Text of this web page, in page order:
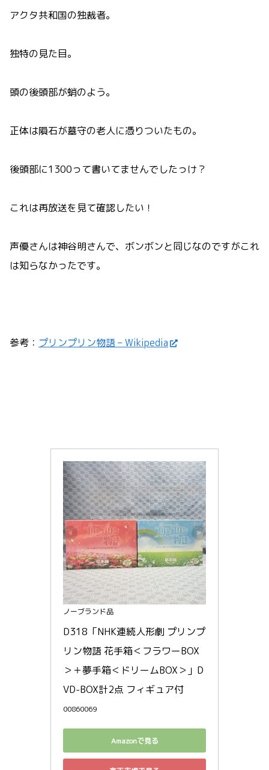
アクタ共和国の独裁者。
独特の見た目。
頭の後頭部が蛸のよう。
正体は隕石が墓守の老人に憑りついたもの。
後頭部に1300って書いてませんでしたっけ？
これは再放送を見て確認したい！
声優さんは神谷明さんで、ボンボンと同じなのですがこれ
は知らなかったです。
参考： プリンプリン物語 – Wikipedia
ノーブランド品
D318「NHK連続人形劇 プリンプ
リン物語 花手箱＜フラワーBOX
＞＋夢手箱＜ドリームBOX＞」D
VD-BOX計2点 フィギュア付
00860069
Amazonで見る